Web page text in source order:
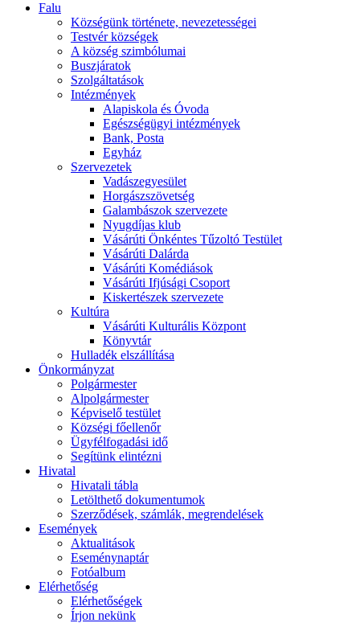
Falu
Községünk története, nevezetességei
Testvér községek
A község szimbólumai
Buszjáratok
Szolgáltatások
Intézmények
Alapiskola és Óvoda
Egészségügyi intézmények
Bank, Posta
Egyház
Szervezetek
Vadászegyesület
Horgászszövetség
Galambászok szervezete
Nyugdíjas klub
Vásárúti Önkéntes Tűzoltó Testület
Vásárúti Dalárda
Vásárúti Komédiások
Vásárúti Ifjúsági Csoport
Kiskertészek szervezete
Kultúra
Vásárúti Kulturális Központ
Könyvtár
Hulladék elszállítása
Önkormányzat
Polgármester
Alpolgármester
Képviselő testület
Községi főellenőr
Ügyfélfogadási idő
Segítünk elintézni
Hivatal
Hivatali tábla
Letölthető dokumentumok
Szerződések, számlák, megrendelések
Események
Aktualitások
Eseménynaptár
Fotóalbum
Elérhetőség
Elérhetőségek
Írjon nekünk